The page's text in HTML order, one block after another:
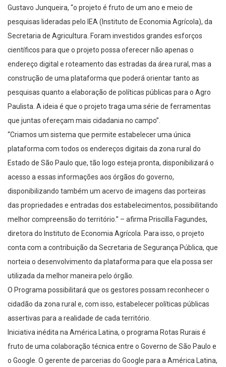
pesquisas lideradas pelo IEA (Instituto de Economia Agrícola), da
Secretaria de Agricultura. Foram investidos grandes esforços
científicos para que o projeto possa oferecer não apenas o
endereço digital e roteamento das estradas da área rural, mas a
construção de uma plataforma que poderá orientar tanto as
pesquisas quanto a elaboração de políticas públicas para o Agro
Paulista. A ideia é que o projeto traga uma série de ferramentas
que juntas ofereçam mais cidadania no campo”.
“Criamos um sistema que permite estabelecer uma única
plataforma com todos os endereços digitais da zona rural do
Estado de São Paulo que, tão logo esteja pronta, disponibilizará o
acesso a essas informações aos órgãos do governo,
disponibilizando também um acervo de imagens das porteiras
das propriedades e entradas dos estabelecimentos, possibilitando
melhor compreensão do território.” – afirma Priscilla Fagundes,
diretora do Instituto de Economia Agrícola. Para isso, o projeto
conta com a contribuição da Secretaria de Segurança Pública, que
norteia o desenvolvimento da plataforma para que ela possa ser
utilizada da melhor maneira pelo órgão.
O Programa possibilitará que os gestores possam reconhecer o
cidadão da zona rural e, com isso, estabelecer políticas públicas
assertivas para a realidade de cada território.
Iniciativa inédita na América Latina, o programa Rotas Rurais é
fruto de uma colaboração técnica entre o Governo de São Paulo e
o Google. O gerente de parcerias do Google para a América Latina,
Wilson Rodrigues, explica que o Plus Codes converte latitude e